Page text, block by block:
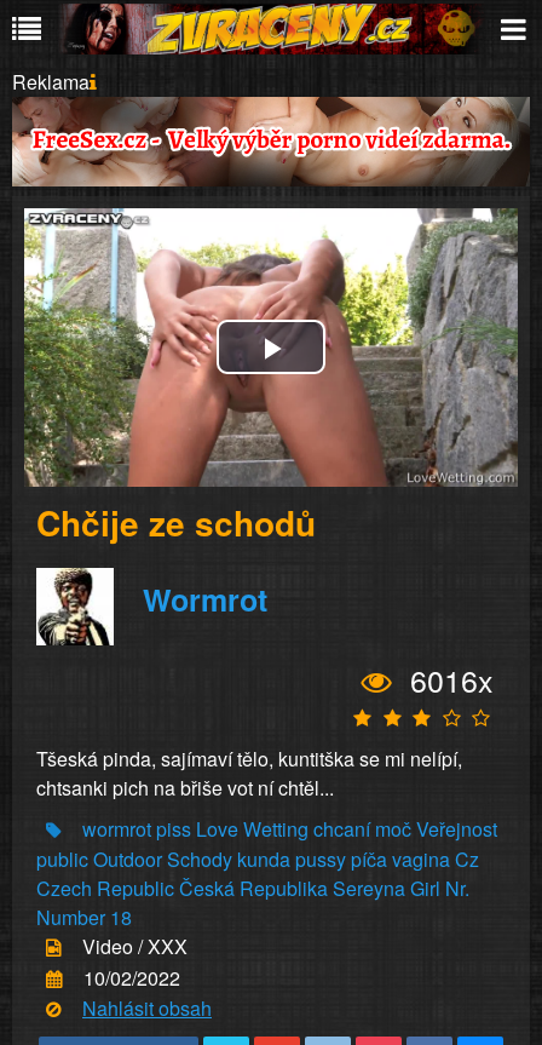
Reklama
Play
Video
Chčije ze schodů
Wormrot
6016x
Tšeská pinda, sajímaví tělo, kuntitška se mi nelípí,
chtsanki pich na břiše vot ní chtěl...
wormrotpiss LoveWetting chcaní močVeřejnost
publicOutdoorSchody kundapussypíčavaginaCz
Czech RepublicČeská RepublikaSereynaGirl Nr.
Number 18
Video / XXX
10/02/2022
Nahlásit obsah